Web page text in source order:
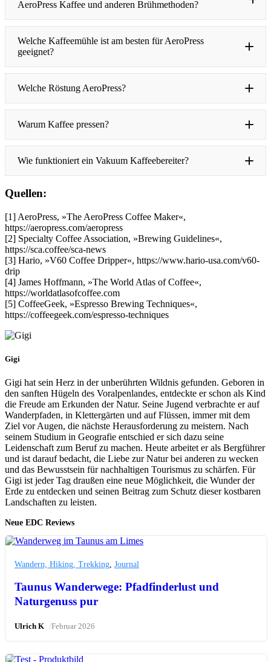
AeroPress Kaffee und anderen Brühmethoden?
Welche Kaffeemühle ist am besten für AeroPress
geeignet?
Welche Röstung AeroPress?
Warum Kaffee pressen?
Wie funktioniert ein Vakuum Kaffeebereiter?
Quellen:
[1] AeroPress, »The AeroPress Coffee Maker«,
https://aeropress.com/aeropress
[2] Specialty Coffee Association, »Brewing Guidelines«,
https://sca.coffee/sca-news
[3] Hario, »V60 Coffee Dripper«, https://www.hario-usa.com/v60-
drip
[4] James Hoffmann, »The World Atlas of Coffee«,
https://worldatlasofcoffee.com
[5] CoffeeGeek, »Espresso Brewing Techniques«,
https://coffeegeek.com/espresso-techniques
Gigi
Gigi hat sein Herz in der unberührten Wildnis gefunden. Geboren in
den sanften Hügeln des Voralpenlandes, entdeckte er schon als Kind
die Freude am Erkunden der Natur. Seine Jugend verbrachte er auf
Wanderpfaden, in Klettergärten und auf Flüssen, immer mit dem
Ziel vor Augen, die nächste Herausforderung zu meistern. Nach
seinem Studium in Geografie entschied er sich dazu seine
Leidenschaft zum Beruf zu machen. Heute arbeitet er als Bergführer
und ist darauf bedacht, die Liebe zur Natur bei anderen zu wecken
und das Bewusstsein für nachhaltigen Tourismus zu schärfen. Für
Gigi ist jeder Tag draußen eine neue Möglichkeit, die Wunder der
Erde zu entdecken und seinen Beitrag zum Schutz dieser kostbaren
Landschaften zu leisten.
Neue EDC Reviews
Wandern, Hiking, Trekking, Journal
Taunus Wanderwege: Pfadfinderlust und
Naturgenuss pur
Ulrich K /Februar 2026